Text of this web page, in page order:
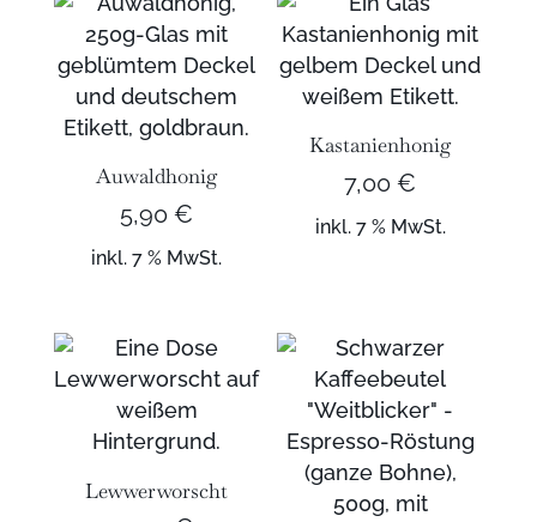
Auwaldhonig
5,90€
inkl. 7 % MwSt.
Kastanienhonig
7,00€
inkl. 7 % MwSt.
Lewwerworscht